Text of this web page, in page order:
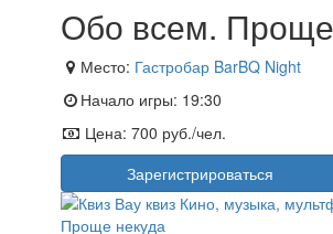
Обо всем.
Место: Гастробар BarBQ Night
Начало игры: 19:30
Цена: 700 руб./чел.
Зарегистрироваться